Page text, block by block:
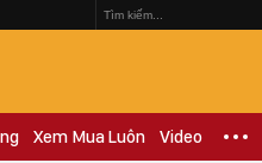
Xem Mua Luôn Video